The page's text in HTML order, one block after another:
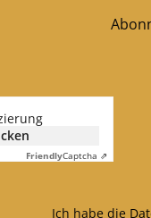
FriendlyCaptcha ⇗
Ich habe die